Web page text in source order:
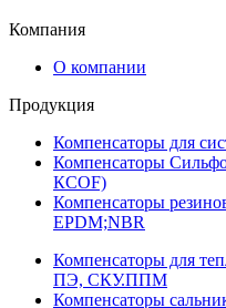
Компания
О компании
Продукция
Компенсаторы для
Компенсаторы
КСОF)
Компенсаторы
EPDM;NBR
Компенсаторы для
ПЭ, СКУ.ППМ
Компенсаторы